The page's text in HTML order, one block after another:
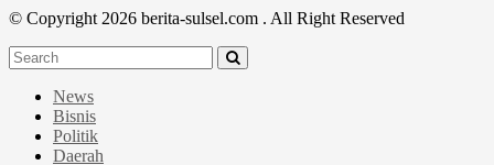
© Copyright 2026 berita-sulsel.com . All Right Reserved
News
Bisnis
Politik
Daerah